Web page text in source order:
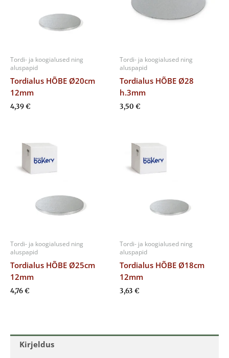
Kirjeldus
Tordi- ja koogialused ning
aluspapid
Tordialus HÕBE Ø20cm
12mm
4,39€
Tordi- ja koogialused ning
aluspapid
Tordialus HÕBE Ø28
h.3mm
3,50 €
Tordi- ja koogialused ning
aluspapid
Tordialus HÕBE Ø25cm
12mm
4,76€
Tordi- ja koogialused ning
aluspapid
Tordialus HÕBE Ø18cm
12mm
3,63 €